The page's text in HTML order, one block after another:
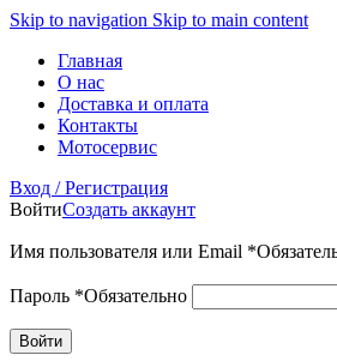
Skip to navigation Skip to main content
Главная
О нас
Доставка и оплата
Контакты
Мотосервис
Вход / Регистрация
ВойтиСоздать аккаунт
Имя пользователя или Email *
Пароль *Обязательно
Войти